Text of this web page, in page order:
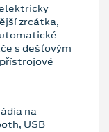
zrcátka,
s dešťovým
na
USB